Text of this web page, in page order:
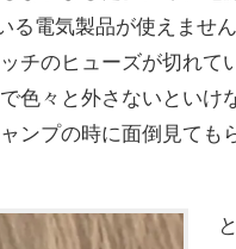
る電気製品が使えませ
チのヒューズが切れて
色々と外さないといけ
ンプの時に面倒見ても